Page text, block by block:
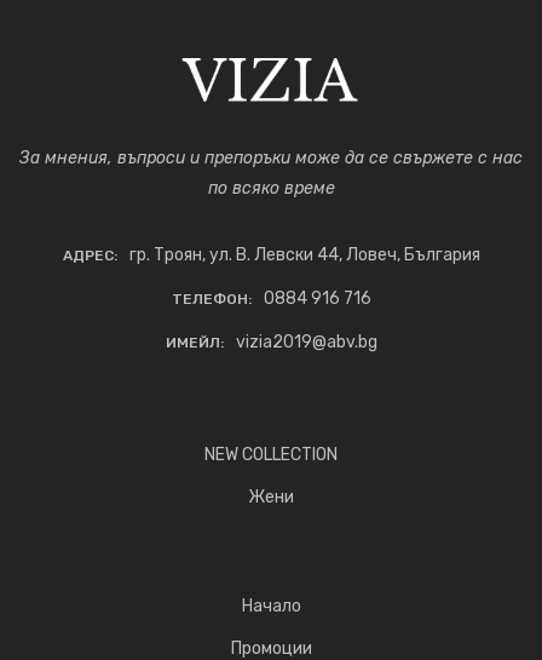
За мнения, въпроси и препоръки може да се свържете с нас
по всяко време
АДРЕС: гр. Троян, ул. В. Левски 44, Ловеч, България
ТЕЛЕФОН: 0884 916 716
ИМЕЙЛ: vizia2019@abv.bg
NEW COLLECTION
Жени
Начало
Промоции